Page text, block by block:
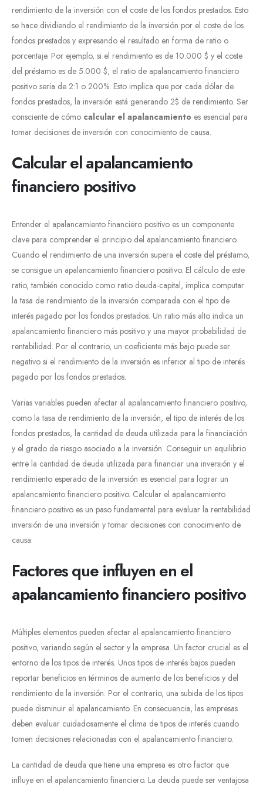
rendimiento de la inversión con el coste de los fondos prestados. Esto
se hace dividiendo el rendimiento de la inversión por el coste de los
fondos prestados y expresando el resultado en forma de ratio o
porcentaje. Por ejemplo, si el rendimiento es de 10.000 $ y el coste
del préstamo es de 5.000 $, el ratio de apalancamiento financiero
positivo sería de 2:1 o 200%. Esto implica que por cada dólar de
fondos prestados, la inversión está generando 2$ de rendimiento. Ser
consciente de cómo calcular el apalancamiento es esencial para
tomar decisiones de inversión con conocimiento de causa.
Calcular el apalancamiento
financiero positivo
Entender el apalancamiento financiero positivo es un componente
clave para comprender el principio del apalancamiento financiero.
Cuando el rendimiento de una inversión supera el coste del préstamo,
se consigue un apalancamiento financiero positivo. El cálculo de este
ratio, también conocido como ratio deuda-capital, implica computar
la tasa de rendimiento de la inversión comparada con el tipo de
interés pagado por los fondos prestados. Un ratio más alto indica un
apalancamiento financiero más positivo y una mayor probabilidad de
rentabilidad. Por el contrario, un coeficiente más bajo puede ser
negativo si el rendimiento de la inversión es inferior al tipo de interés
pagado por los fondos prestados.
Varias variables pueden afectar al apalancamiento financiero positivo,
como la tasa de rendimiento de la inversión, el tipo de interés de los
fondos prestados, la cantidad de deuda utilizada para la financiación
y el grado de riesgo asociado a la inversión. Conseguir un equilibrio
entre la cantidad de deuda utilizada para financiar una inversión y el
rendimiento esperado de la inversión es esencial para lograr un
apalancamiento financiero positivo. Calcular el apalancamiento
financiero positivo es un paso fundamental para evaluar la rentabilidad
inversión de una inversión y tomar decisiones con conocimiento de
causa.
Factores que influyen en el
apalancamiento financiero positivo
Múltiples elementos pueden afectar al apalancamiento financiero
positivo, variando según el sector y la empresa. Un factor crucial es el
entorno de los tipos de interés. Unos tipos de interés bajos pueden
reportar beneficios en términos de aumento de los beneficios y del
rendimiento de la inversión. Por el contrario, una subida de los tipos
puede disminuir el apalancamiento. En consecuencia, las empresas
deben evaluar cuidadosamente el clima de tipos de interés cuando
tomen decisiones relacionadas con el apalancamiento financiero.
La cantidad de deuda que tiene una empresa es otro factor que
influye en el apalancamiento financiero. La deuda puede ser ventajosa